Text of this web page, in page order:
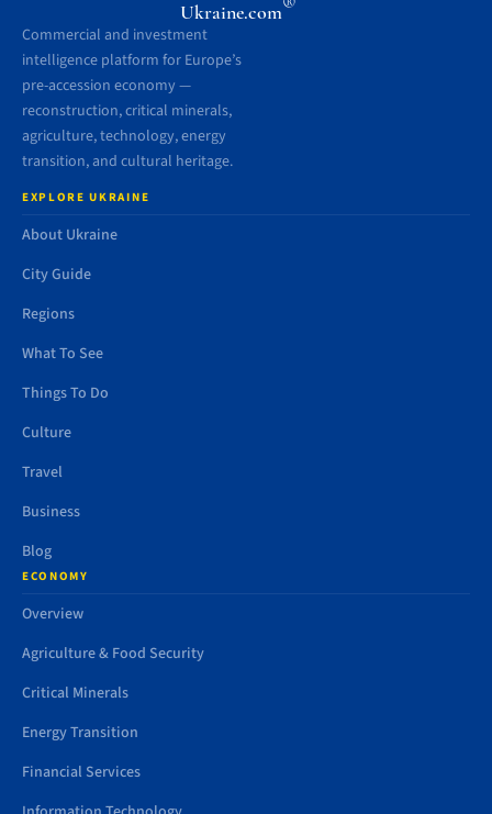
Ukraine.com
Commercial and investment
intelligence platform for Europe’s
pre-accession economy —
reconstruction, critical minerals,
agriculture, technology, energy
transition, and cultural heritage.
EXPLORE UKRAINE
About Ukraine
City Guide
Regions
What To See
Things To Do
Culture
Travel
Business
Blog
ECONOMY
Overview
Agriculture & Food Security
Critical Minerals
Energy Transition
Financial Services